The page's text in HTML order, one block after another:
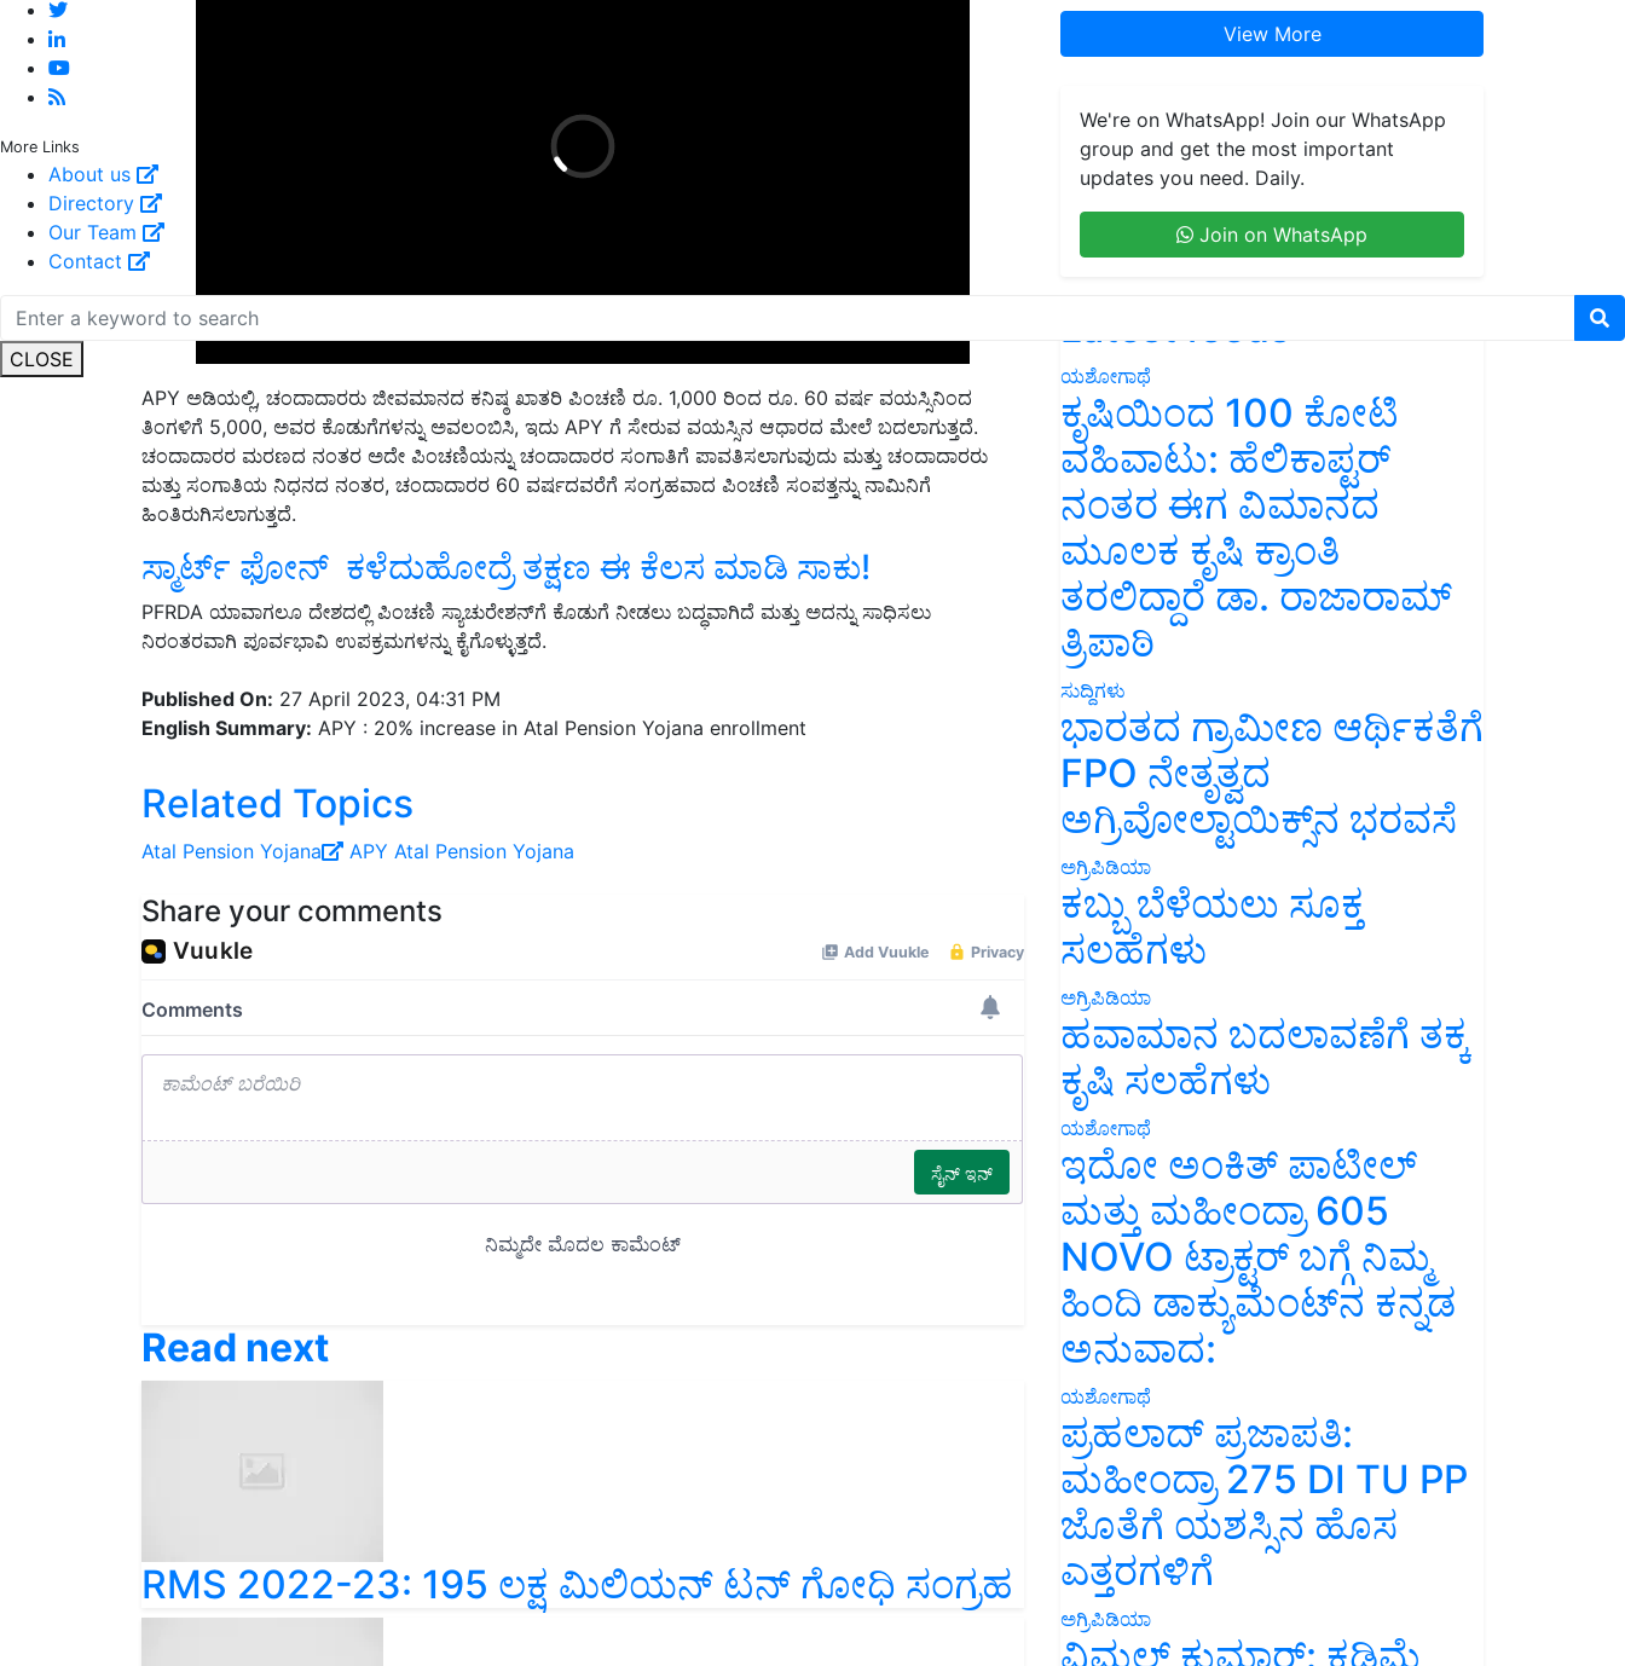
More Links
About us
Directory
Our Team
Contact
CLOSE
APY ಅಡಿಯಲ್ಲಿ, ಚಂದಾದಾರರು ಜೀವಮಾನದ ಕನಿಷ್ಠ ಖಾತರಿ ಪಿಂಚಣಿ ರೂ. 1,000 ರಿಂದ ರೂ. 60 ವರ್ಷ ವಯಸ್ಸಿನಿಂದ
ತಿಂಗಳಿಗೆ 5,000, ಅವರ ಕೊಡುಗೆಗಳನ್ನು ಅವಲಂಬಿಸಿ, ಇದು APY ಗೆ ಸೇರುವ ವಯಸ್ಸಿನ ಆಧಾರದ ಮೇಲೆ ಬದಲಾಗುತ್ತದೆ.
ಚಂದಾದಾರರ ಮರಣದ ನಂತರ ಅದೇ ಪಿಂಚಣಿಯನ್ನು ಚಂದಾದಾರರ ಸಂಗಾತಿಗೆ ಪಾವತಿಸಲಾಗುವುದು ಮತ್ತು ಚಂದಾದಾರರು
ಮತ್ತು ಸಂಗಾತಿಯ ನಿಧನದ ನಂತರ, ಚಂದಾದಾರರ 60 ವರ್ಷದವರೆಗೆ ಸಂಗ್ರಹವಾದ ಪಿಂಚಣಿ ಸಂಪತ್ತನ್ನು ನಾಮಿನಿಗೆ
ಹಿಂತಿರುಗಿಸಲಾಗುತ್ತದೆ.
ಸ್ಮಾರ್ಟ್‌ ಫೋನ್‌ ಕಳೆದುಹೋದ್ರೆ ತಕ್ಷಣ ಈ ಕೆಲಸ ಮಾಡಿ ಸಾಕು!
PFRDA ಯಾವಾಗಲೂ ದೇಶದಲ್ಲಿ ಪಿಂಚಣಿ ಸ್ಯಾಚುರೇಶನ್‌ಗೆ ಕೊಡುಗೆ ನೀಡಲು ಬದ್ಧವಾಗಿದೆ ಮತ್ತು ಅದನ್ನು ಸಾಧಿಸಲು
ನಿರಂತರವಾಗಿ ಪೂರ್ವಭಾವಿ ಉಪಕ್ರಮಗಳನ್ನು ಕೈಗೊಳ್ಳುತ್ತದೆ.
English Summary:APY : 20% increase in Atal Pension Yojana enrollment
Related Topics
Atal Pension Yojana APY Atal Pension Yojana
RMS 2022-23: 195 ಲಕ್ಷ ಮಿಲಿಯನ್‌ ಟನ್‌ ಗೋಧಿ ಸಂಗ್ರಹ
View More
We're on WhatsApp! Join our WhatsApp
group and get the most important
updates you need. Daily.
Join on WhatsApp
Latest feeds
ಯಶೋಗಾಥೆ
ಕೃಷಿಯಿಂದ 100 ಕೋಟಿ
ವಹಿವಾಟು: ಹೆಲಿಕಾಪ್ಟರ್
ನಂತರ ಈಗ ವಿಮಾನದ
ಮೂಲಕ ಕೃಷಿ ಕ್ರಾಂತಿ
ತರಲಿದ್ದಾರೆ ಡಾ. ರಾಜಾರಾಮ್
ತ್ರಿಪಾಠಿ
ಸುದ್ದಿಗಳು
ಭಾರತದ ಗ್ರಾಮೀಣ ಆರ್ಥಿಕತೆಗೆ
FPO ನೇತೃತ್ವದ
ಅಗ್ರಿವೋಲ್ಟಾಯಿಕ್ಸ್‌ನ ಭರವಸೆ
ಅಗ್ರಿಪಿಡಿಯಾ
ಕಬ್ಬು ಬೆಳೆಯಲು ಸೂಕ್ತ
ಸಲಹೆಗಳು
ಅಗ್ರಿಪಿಡಿಯಾ
ಹವಾಮಾನ ಬದಲಾವಣೆಗೆ ತಕ್ಕ
ಕೃಷಿ ಸಲಹೆಗಳು
ಯಶೋಗಾಥೆ
ಇದೋ ಅಂಕಿತ್ ಪಾಟೀಲ್
ಮತ್ತು ಮಹೀಂದ್ರಾ 605
NOVO ಟ್ರಾಕ್ಟರ್ ಬಗ್ಗೆ ನಿಮ್ಮ
ಹಿಂದಿ ಡಾಕ್ಯುಮೆಂಟ್‌ನ ಕನ್ನಡ
ಅನುವಾದ:
ಯಶೋಗಾಥೆ
ಪ್ರಹಲಾದ್ ಪ್ರಜಾಪತಿ:
ಮಹೀಂದ್ರಾ 275 DI TU PP
ಜೊತೆಗೆ ಯಶಸ್ಸಿನ ಹೊಸ
ಎತ್ತರಗಳಿಗೆ
ಅಗ್ರಿಪಿಡಿಯಾ
ವಿಮಲ್ ಕುಮಾರ್: ಕಡಿಮೆ